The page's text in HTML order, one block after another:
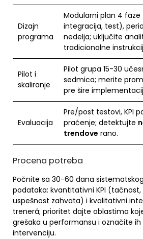
Dizajn
programa
Modularni plan 4 faze
integracija, test),
nedelja; uključite
tradicionalne
Pilot i
skaliranje
Pilot grupa 15-30
sedmica; merite
pre šire
Evaluacija
Pre/post testovi, KPI
praćenje; detektujte
trendove rano.
Procena potreba
Počnite sa 30-60 dana
podataka: kvantitativni KPI
uspešnost zahvata) i kvalitativni
trenerâ; prioritet dajte oblastima
grešaka u performansu i označite ih
intervenciju.